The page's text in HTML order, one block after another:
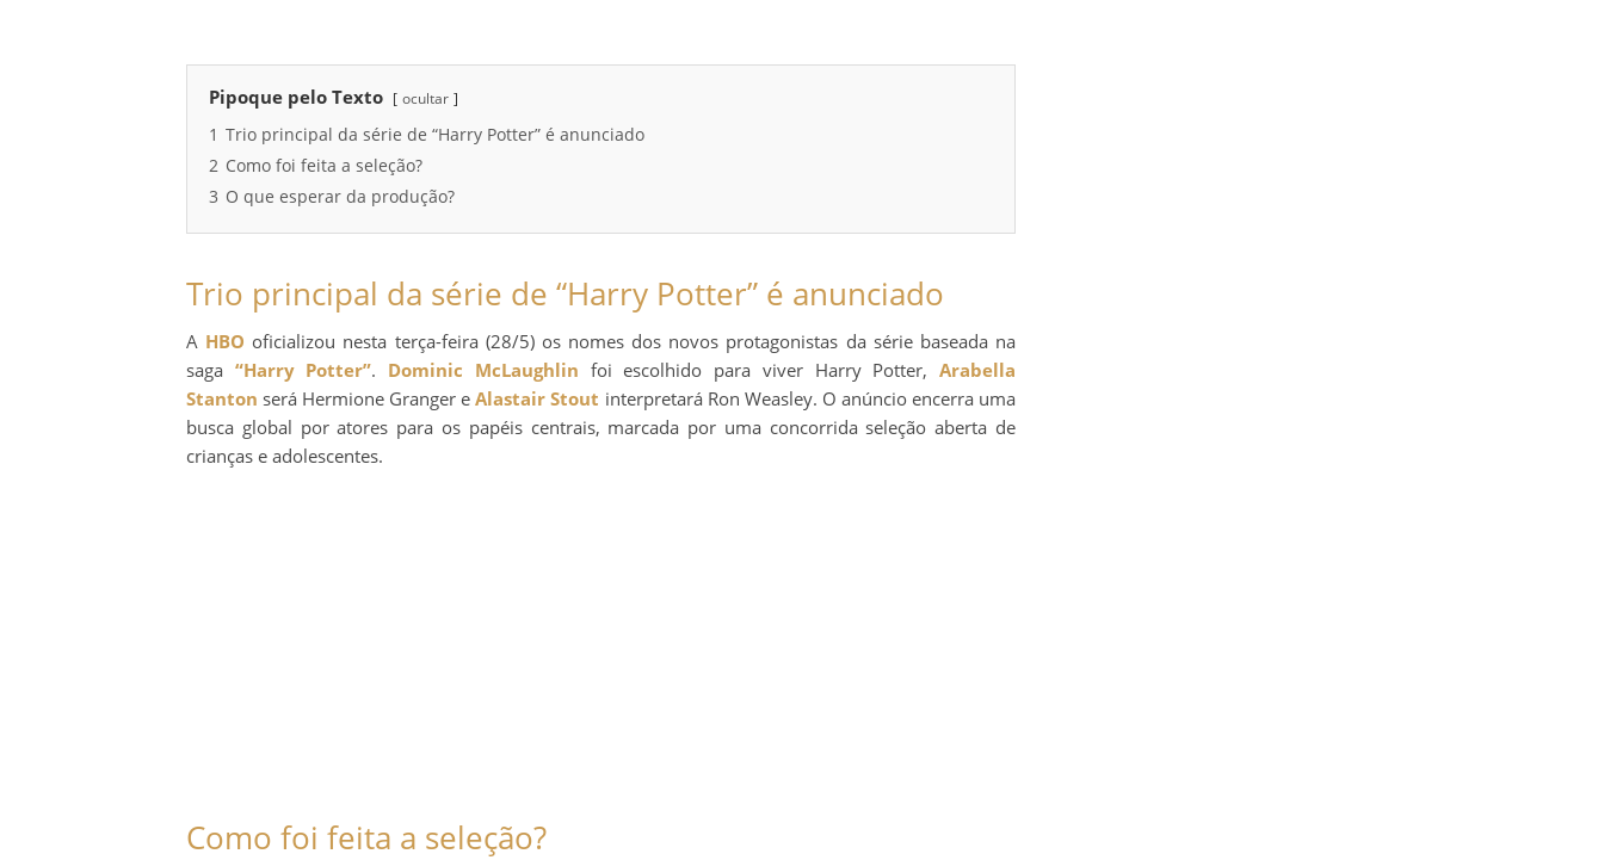
Pipoque pelo Texto ocultar
1 Trio principal da série de “Harry Potter” é anunciado
2 Como foi feita a seleção?
3 O que esperar da produção?
Trio principal da série de “Harry Potter” é anunciado
A HBO oficializou nesta terça-feira (28/5) os nomes dos novos protagonistas da série baseada na
saga “Harry Potter”. Dominic McLaughlin foi escolhido para viver Harry Potter,Arabella
Stanton será Hermione Granger eAlastair Stout interpretará Ron Weasley. O anúncio encerra uma
busca global por atores para os papéis centrais, marcada por uma concorrida seleção aberta de
crianças e adolescentes.
Como foi feita a seleção?